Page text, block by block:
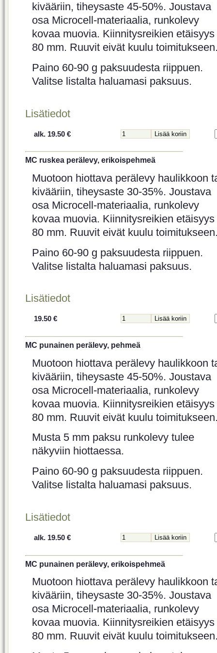
kivääriin, tiheysaste 45-50%. Joustava
osa Microcell-materiaalia, runkolevy
kovaa muovia. Kiinnitysreikien etäisyys
80 mm. Ruuvit eivät kuulu
Paino 60-90 g paksuudesta riippuen.
Valitse listalta haluamasi paksuus.
Lisätiedot
alk. 19.50 €
MC ruskea perälevy, erikoispehmeä
Muotoon hiottava perälevy haulikkoon
kivääriin, tiheysaste 30-35%. Joustava
osa Microcell-materiaalia, runkolevy
kovaa muovia. Kiinnitysreikien etäisyys
80 mm. Ruuvit eivät kuulu
Paino 60-90 g paksuudesta riippuen.
Valitse listalta haluamasi paksuus.
Lisätiedot
19.50 €
MC punainen perälevy, pehmeä
Muotoon hiottava perälevy haulikkoon
kivääriin, tiheysaste 45-50%. Joustava
osa Microcell-materiaalia, runkolevy
kovaa muovia. Kiinnitysreikien etäisyys
80 mm. Ruuvit eivät kuulu
Musta 5 mm paksu runkolevy tulee
näkyviin hiottaessa.
Paino 60-90 g paksuudesta riippuen.
Valitse listalta haluamasi paksuus.
Lisätiedot
alk. 19.50 €
MC punainen perälevy, erikoispehmeä
Muotoon hiottava perälevy haulikkoon
kivääriin, tiheysaste 30-35%. Joustava
osa Microcell-materiaalia, runkolevy
kovaa muovia. Kiinnitysreikien etäisyys
80 mm. Ruuvit eivät kuulu